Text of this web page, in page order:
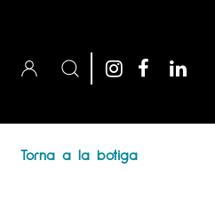
Torna a la botiga